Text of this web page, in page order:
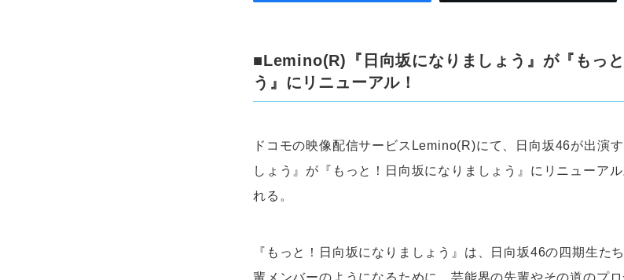
■Lemino(R)『日向坂になりましょう』が『もっ
う』にリニューアル！
ドコモの映像配信サービスLemino(R)にて、日向坂46が出演
しょう』が『もっと！日向坂になりましょう』にリニューア
れる。
『もっと！日向坂になりましょう』は、日向坂46の四期生た
輩メンバーのようになるために、芸能界の先輩やその道のプ